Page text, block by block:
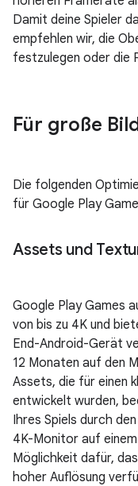
Damit deine Spieler
empfehlen wir, die
festzulegen oder die
Für große
Die folgenden
für Google Play
Assets und
Google Play Games
von bis zu 4K und
End-Android-Gerät
12 Monaten auf den
Assets, die für einen
entwickelt wurden,
Ihres Spiels durch
4K-Monitor auf
Möglichkeit dafür,
hoher Auflösung